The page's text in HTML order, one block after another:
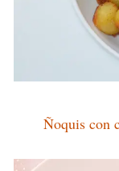
Ñoquis con